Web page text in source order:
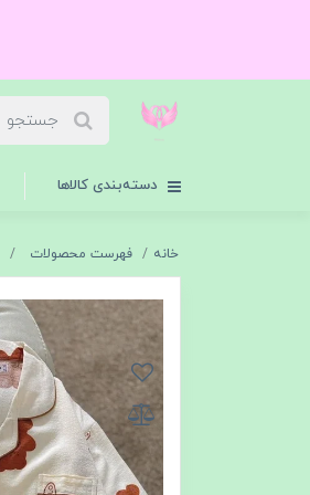
دسته‌بندی کالاها
خانه فهرست محصولات